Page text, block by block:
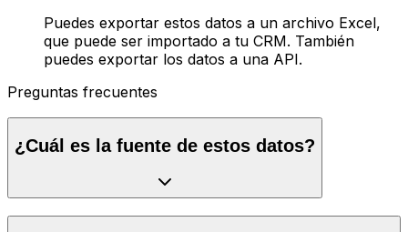
Puedes exportar estos datos a un archivo Excel,
que puede ser importado a tu CRM. También
puedes exportar los datos a una API.
Preguntas frecuentes
¿Cuál es la fuente de estos datos?